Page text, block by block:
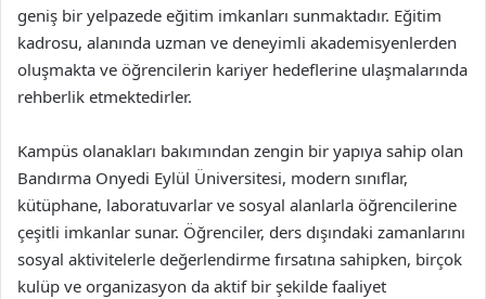
geniş bir yelpazede eğitim imkanları sunmaktadır. Eğitim
kadrosu, alanında uzman ve deneyimli akademisyenlerden
oluşmakta ve öğrencilerin kariyer hedeflerine ulaşmalarında
rehberlik etmektedirler.
Kampüs olanakları bakımından zengin bir yapıya sahip olan
Bandırma Onyedi Eylül Üniversitesi, modern sınıflar,
kütüphane, laboratuvarlar ve sosyal alanlarla öğrencilerine
çeşitli imkanlar sunar. Öğrenciler, ders dışındaki zamanlarını
sosyal aktivitelerle değerlendirme fırsatına sahipken, birçok
kulüp ve organizasyon da aktif bir şekilde faaliyet